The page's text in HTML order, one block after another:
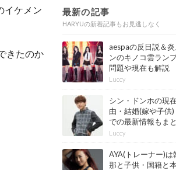
イケメン
きたのか
最新の記事
HARYUの新着記事もお見逃しなく
aespaの反日説＆
ンのキノコ雲ラン
問題や現在も解説
Luccy
シン・ドンホの現
由・結婚(嫁や子供
での最新情報もま
Luccy
AYA(トレーナー)は
那と子供・国籍と